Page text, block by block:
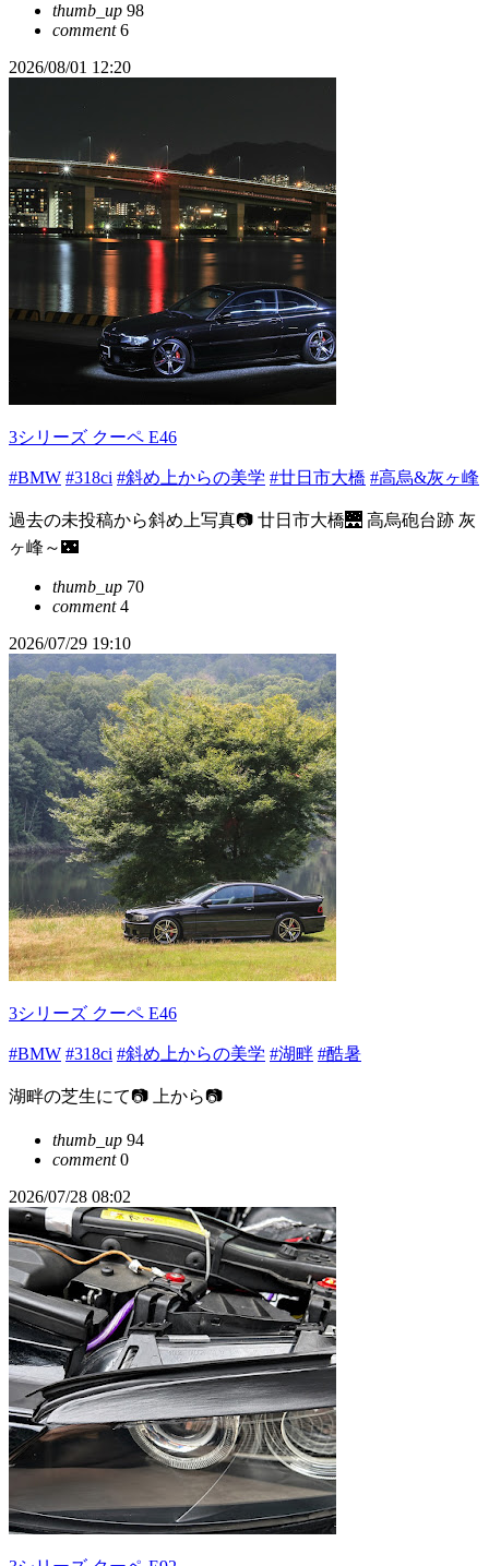
thumb_up 98
comment6
2026/08/01 12:20
3シリーズ クーペ E46
#BMW #318ci #斜め上からの美学 #廿日市大橋 #高烏&灰ヶ峰
過去の未投稿から斜め上写真📷 廿日市大橋🌉 高烏砲台跡 灰
ヶ峰～🌃
thumb_up 70
comment4
2026/07/29 19:10
3シリーズ クーペ E46
#BMW #318ci #斜め上からの美学 #湖畔 #酷暑
湖畔の芝生にて📷 上から📷
thumb_up 94
comment0
2026/07/28 08:02